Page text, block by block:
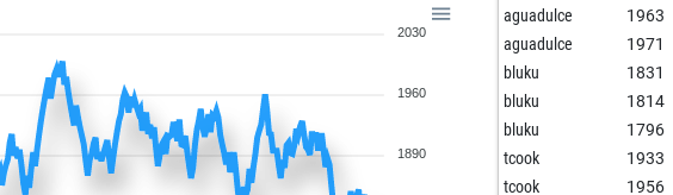
2030
1960
1890
aguadulce 1963
aguadulce 1971
bluku 1831
bluku 1814
bluku 1796
tcook 1933
tcook 1956